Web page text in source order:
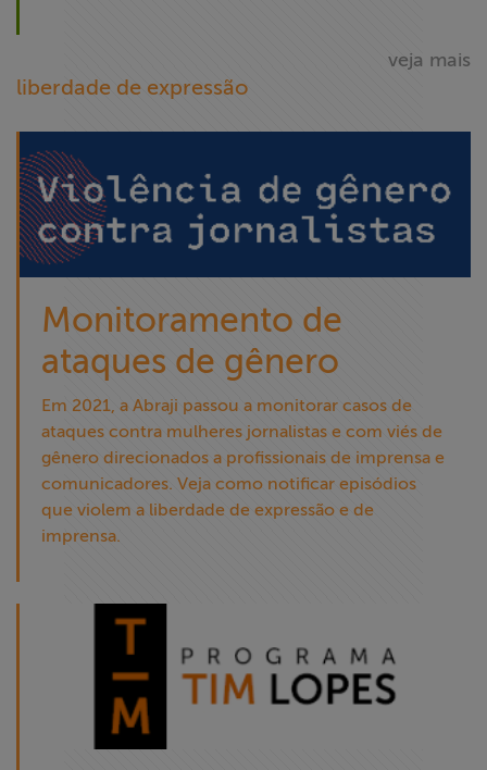
veja mais
liberdade de expressão
Monitoramento de
ataques de gênero
Em 2021, a Abraji passou a monitorar casos de
ataques contra mulheres jornalistas e com viés de
gênero direcionados a profissionais de imprensa e
comunicadores. Veja como notificar episódios
que violem a liberdade de expressão e de
imprensa.